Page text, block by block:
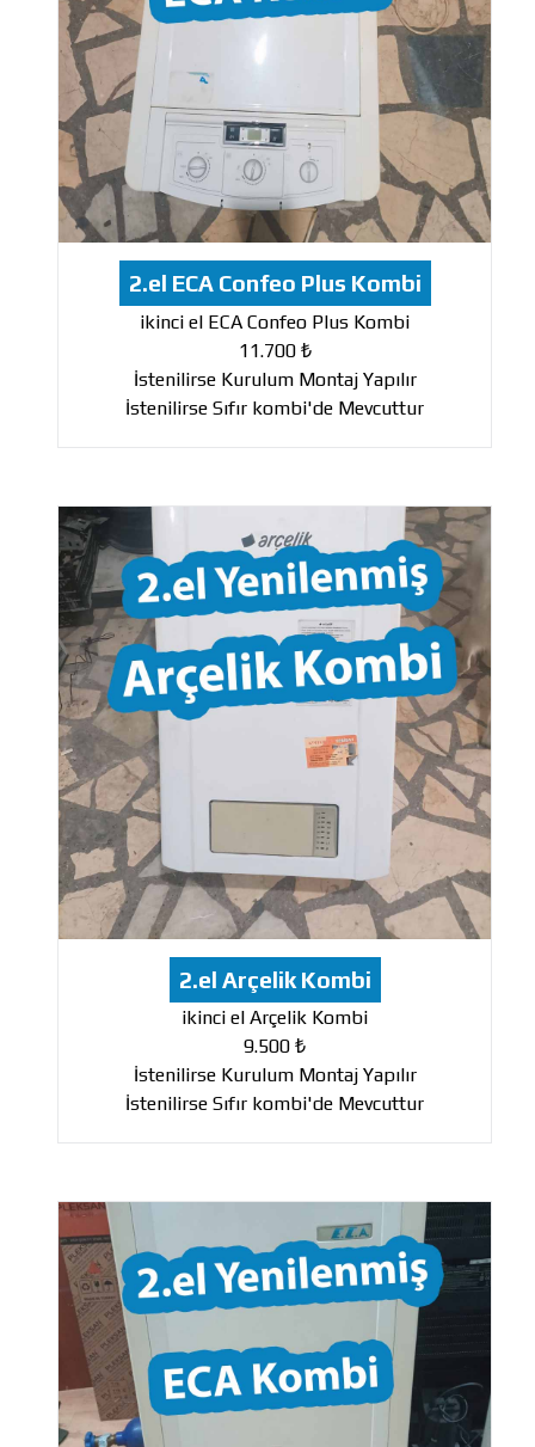
2.el ECA Confeo Plus Kombi
ikinci el ECA Confeo Plus Kombi
11.700 ₺
İstenilirse Kurulum Montaj Yapılır
İstenilirse Sıfır kombi'de Mevcuttur
2.el Arçelik Kombi
ikinci el Arçelik Kombi
9.500 ₺
İstenilirse Kurulum Montaj Yapılır
İstenilirse Sıfır kombi'de Mevcuttur